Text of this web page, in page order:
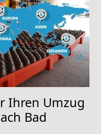
Ihren Umzug
Bad